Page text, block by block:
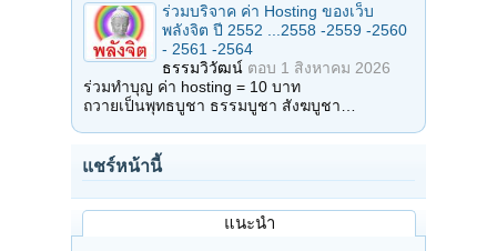
ร่วมบริจาค ค่า Hosting ของเว็บ
พลังจิต ปี 2552 ...2558 -2559 -2560
- 2561 -2564
ธรรมวิวัฒน์ ตอบ 1 สิงหาคม 2026
ร่วมทำบุญ ค่า hosting = 10 บาท
ถวายเป็นพุทธบูชา ธรรมบูชา สังฆบูชา…
แชร์หน้านี้
แนะนำ